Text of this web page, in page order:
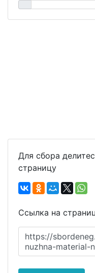
Для сбора
страницу
Ссылка на
https://
nuzhna-material-